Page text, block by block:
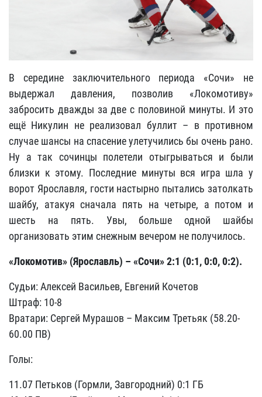
В середине заключительного периода «Сочи» не
выдержал давления, позволив «Локомотиву»
забросить дважды за две с половиной минуты. И это
ещё Никулин не реализовал буллит – в противном
случае шансы на спасение улетучились бы очень рано.
Ну а так сочинцы полетели отыгрываться и были
близки к этому. Последние минуты вся игра шла у
ворот Ярославля, гости настырно пытались затолкать
шайбу, атакуя сначала пять на четыре, а потом и
шесть на пять. Увы, больше одной шайбы
организовать этим снежным вечером не получилось.
«Локомотив» (Ярославль) – «Сочи» 2:1 (0:1, 0:0, 0:2).
Судьи: Алексей Васильев, Евгений Кочетов
Штраф: 10-8
Вратари: Сергей Мурашов – Максим Третьяк (58.20-
60.00 ПВ)
Голы:
11.07 Петьков (Гормли, Завгородний) 0:1 ГБ